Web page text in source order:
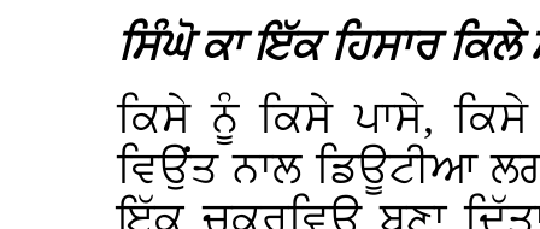
ਸਿੰਘੋ ਕਾ ਇੱਕ ਹਿਸਾਰ
ਕਿਸੇ ਨੂੰ ਕਿਸੇ ਪਾਸੇ,
ਵਿਉਂਤ ਨਾਲ ਡਿਊਟੀਆ
ਇੱਕ ਚਕਰਵਿਊ ਬਣਾ